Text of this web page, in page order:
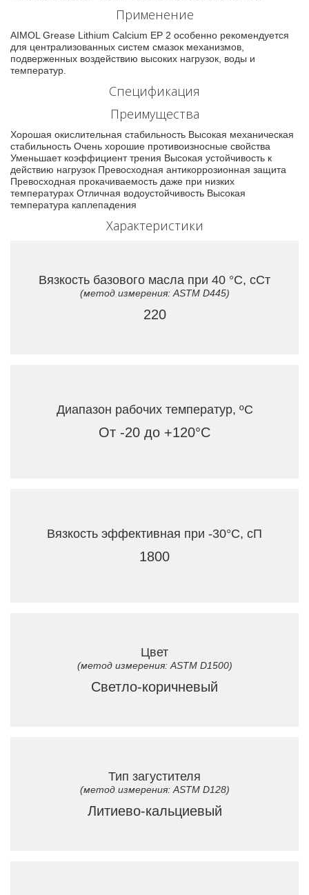
Применение
AIMOL Grease Lithium Calcium EP 2 особенно рекомендуется
для централизованных систем смазок механизмов,
подверженных воздействию высоких нагрузок, воды и
температур.
Спецификация
Преимущества
Хорошая окислительная стабильность Высокая механическая
стабильность Очень хорошие противоизносные свойства
Уменьшает коэффициент трения Высокая устойчивость к
действию нагрузок Превосходная антикоррозионная защита
Превосходная прокачиваемость даже при низких
температурах Отличная водоустойчивость Высокая
температура каплепадения
Характеристики
Вязкость базового масла при 40 °C, сСт
(метод измерения: ASTM D445)
220
Диапазон рабочих температур, ºC
От -20 до +120°C
Вязкость эффективная при -30°C, сП
1800
Цвет
(метод измерения: ASTM D1500)
Светло-коричневый
Тип загустителя
(метод измерения: ASTM D128)
Литиево-кальциевый